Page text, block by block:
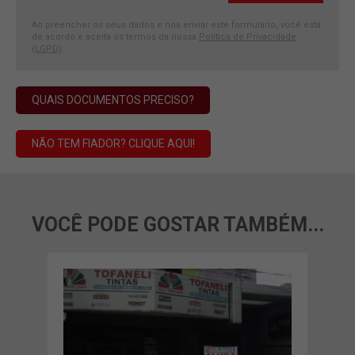
Ao preencher os seus dados e nos enviar este formulário, você está
de acordo e aceita os termos da nossa Política de Privacidade
(LGPD)
QUAIS DOCUMENTOS PRECISO?
NÃO TEM FIADOR? CLIQUE AQUI!
VOCÊ PODE GOSTAR TAMBÉM...